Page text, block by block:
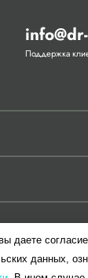
Поддержка
даете
данных,